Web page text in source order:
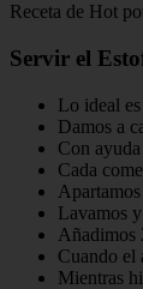
Receta de Hot
Servir el
Lo ideal
Damos a
Con
Cada
Lavamos
Añadimos
Cuando el
Mientras